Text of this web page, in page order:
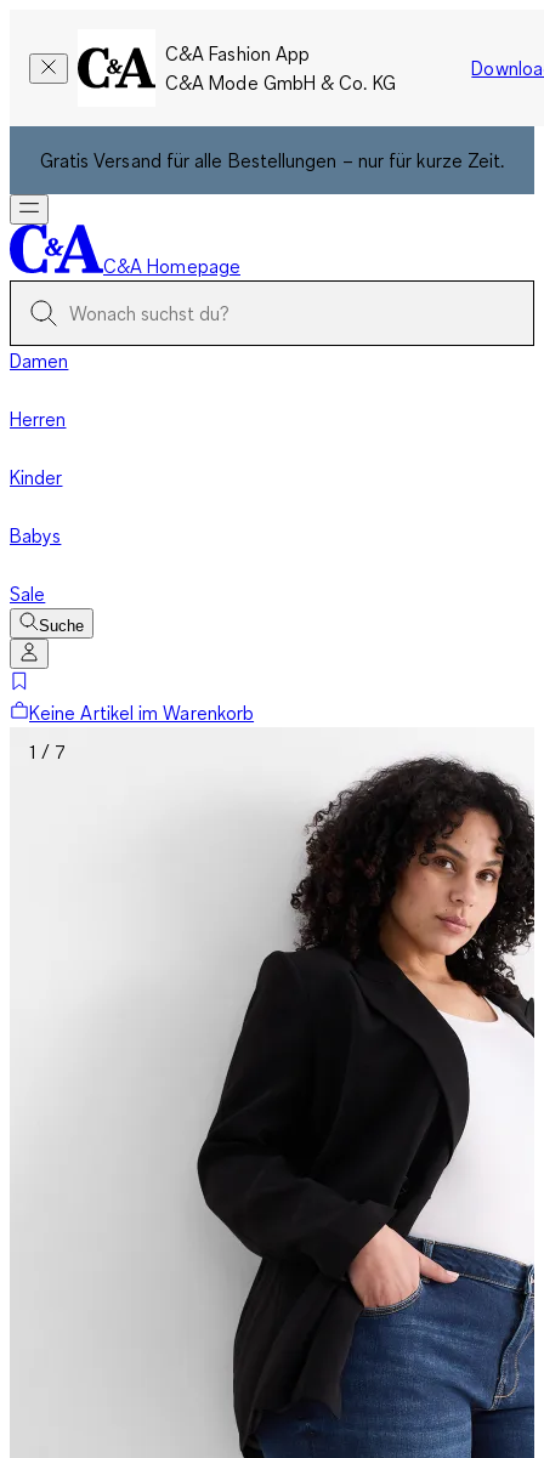
C&A Fashion App
C&A Mode GmbH & Co. KG
Gratis Versand für alle Bestellungen – nur für kurze Zeit.
C&A Homepage
Damen
Herren
Kinder
Babys
Sale
Suche
Keine Artikel im Warenkorb
1 / 7